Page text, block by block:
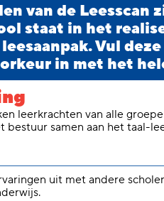
van de Leesscan
staat in het
Vul deze
in met het
leerkrachten van alle
bestuur samen aan het taal-
uit met andere